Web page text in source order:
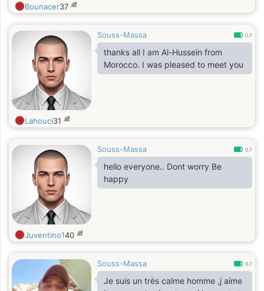
Bounacer37 歳
Souss-Massa 0.7
thanks all I am Al-Hussein from
Morocco. I was pleased to meet you
Lahouci31 歳
Souss-Massa 0.7
hello everyone.. Dont worry Be
happy
Juventino140 歳
Souss-Massa 0.7
Je suis un très calme homme ,j aime